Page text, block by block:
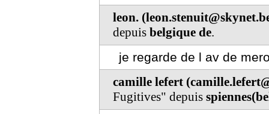
leon.
depuis belgique de.
je regarde de l av de
camille lefert
Fugitives" depuis